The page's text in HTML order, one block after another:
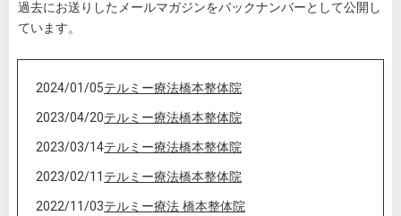
過去にお送りしたメールマガジンをバックナンバーとして公開し
ています。
2024/01/05テルミー療法橋本整体院
2023/04/20テルミー療法橋本整体院
2023/03/14テルミー療法橋本整体院
2023/02/11 テルミー療法橋本整体院
2022/11/03テルミー療法 橋本整体院